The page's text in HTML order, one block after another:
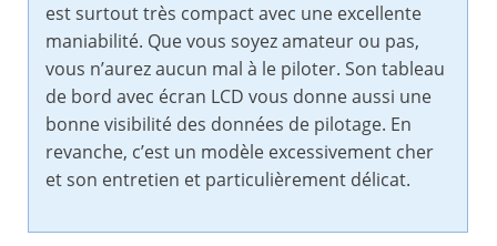
est surtout très compact avec une excellente
maniabilité. Que vous soyez amateur ou pas,
vous n’aurez aucun mal à le piloter. Son tableau
de bord avec écran LCD vous donne aussi une
bonne visibilité des données de pilotage. En
revanche, c’est un modèle excessivement cher
et son entretien et particulièrement délicat.